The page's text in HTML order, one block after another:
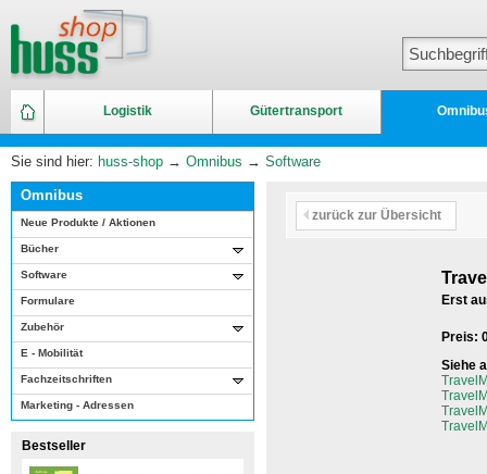
Logistik Gütertransport
Sie sind hier: huss-shop → Omnibus → Software
Omnibus
Neue Produkte / Aktionen
Bücher
Software
Formulare
Zubehör
E - Mobilität
Fachzeitschriften
Marketing - Adressen
Bestseller
zurück zur Übersicht
Erst
Preis:
Siehe